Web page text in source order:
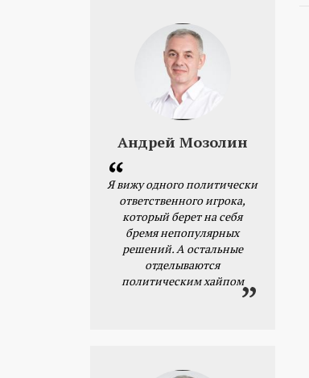
Андрей Мозолин
Я вижу одного политически
ответственного игрока,
который берет на себя
бремя непопулярных
решений. А остальные
отделываются
политическим хайпом